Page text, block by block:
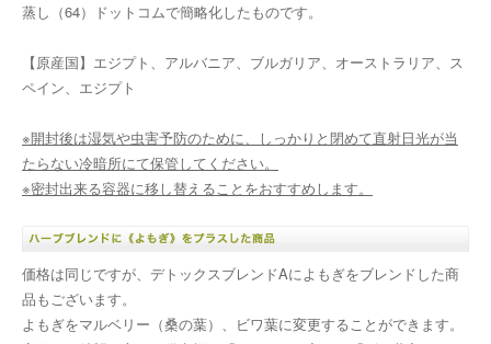
蒸し（64）ドットコムで簡略化したものです。
【原産国】エジプト、アルバニア、ブルガリア、オーストラリア、ス
ペイン、エジプト
※開封後は湿気や虫害予防のために、しっかりと閉めて直射日光が当
たらない冷暗所にて保管してください。
※密封出来る容器に移し替えることをおすすめします。
価格は同じですが、デトックスブレンドAによもぎをブレンドした商
品もございます。
よもぎをマルベリー（桑の葉）、ビワ葉に変更することができます。